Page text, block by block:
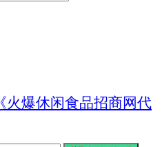
火爆休闲食品招商网代